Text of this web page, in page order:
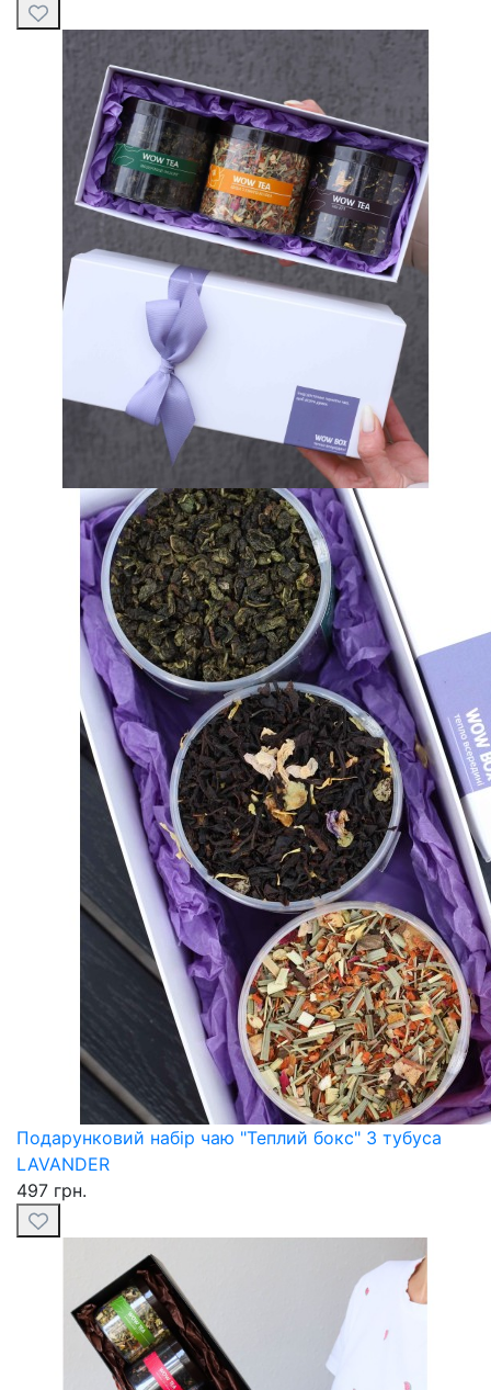
Подарунковий набір чаю "Теплий бокс" 3 тубуса
LAVANDER
497 грн.